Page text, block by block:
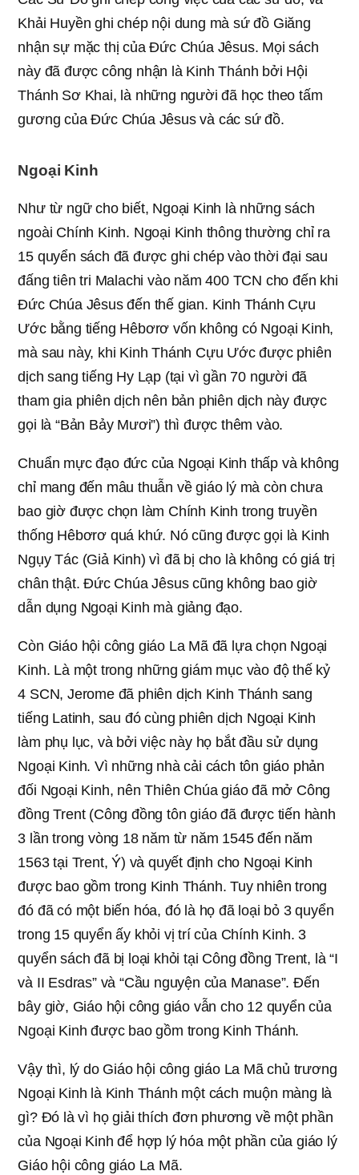
Khải Huyền ghi chép nội dung mà sứ đồ Giăng
nhận sự mặc thị của Đức Chúa Jêsus. Mọi sách
này đã được công nhận là Kinh Thánh bởi Hội
Thánh Sơ Khai, là những người đã học theo tấm
gương của Đức Chúa Jêsus và các sứ đồ.
Ngoại Kinh
Như từ ngữ cho biết, Ngoại Kinh là những sách
ngoài Chính Kinh. Ngoại Kinh thông thường chỉ ra
15 quyển sách đã được ghi chép vào thời đại sau
đấng tiên tri Malachi vào năm 400 TCN cho đến khi
Đức Chúa Jêsus đến thế gian. Kinh Thánh Cựu
Ước bằng tiếng Hêbơrơ vốn không có Ngoại Kinh,
mà sau này, khi Kinh Thánh Cựu Ước được phiên
dịch sang tiếng Hy Lạp (tại vì gần 70 người đã
tham gia phiên dịch nên bản phiên dịch này được
gọi là “Bản Bảy Mươi”) thì được thêm vào.
Chuẩn mực đạo đức của Ngoại Kinh thấp và không
chỉ mang đến mâu thuẫn về giáo lý mà còn chưa
bao giờ được chọn làm Chính Kinh trong truyền
thống Hêbơrơ quá khứ. Nó cũng được gọi là Kinh
Ngụy Tác (Giả Kinh) vì đã bị cho là không có giá trị
chân thật. Đức Chúa Jêsus cũng không bao giờ
dẫn dụng Ngoại Kinh mà giảng đạo.
Còn Giáo hội công giáo La Mã đã lựa chọn Ngoại
Kinh. Là một trong những giám mục vào độ thế kỷ
4 SCN, Jerome đã phiên dịch Kinh Thánh sang
tiếng Latinh, sau đó cùng phiên dịch Ngoại Kinh
làm phụ lục, và bởi việc này họ bắt đầu sử dụng
Ngoại Kinh. Vì những nhà cải cách tôn giáo phản
đối Ngoại Kinh, nên Thiên Chúa giáo đã mở Công
đồng Trent (Công đồng tôn giáo đã được tiến hành
3 lần trong vòng 18 năm từ năm 1545 đến năm
1563 tại Trent, Ý) và quyết định cho Ngoại Kinh
được bao gồm trong Kinh Thánh. Tuy nhiên trong
đó đã có một biến hóa, đó là họ đã loại bỏ 3 quyển
trong 15 quyển ấy khỏi vị trí của Chính Kinh. 3
quyển sách đã bị loại khỏi tại Công đồng Trent, là “I
và II Esdras” và “Cầu nguyện của Manase”. Đến
bây giờ, Giáo hội công giáo vẫn cho 12 quyển của
Ngoại Kinh được bao gồm trong Kinh Thánh.
Vậy thì, lý do Giáo hội công giáo La Mã chủ trương
Ngoại Kinh là Kinh Thánh một cách muộn màng là
gì? Đó là vì họ giải thích đơn phương về một phần
của Ngoại Kinh để hợp lý hóa một phần của giáo lý
Giáo hội công giáo La Mã.